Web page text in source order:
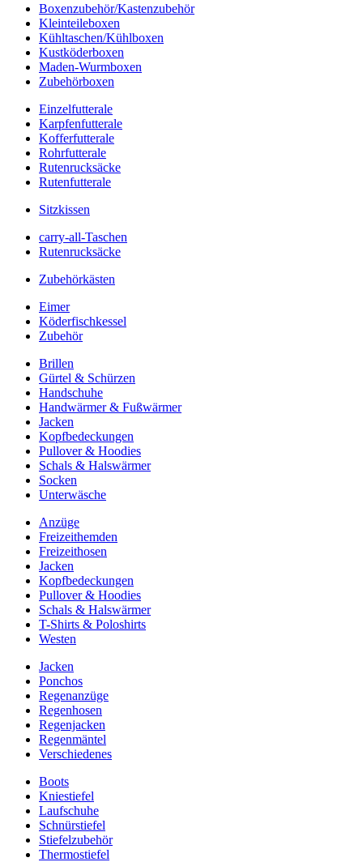
Boxenzubehör/Kastenzubehör
Kleinteileboxen
Kühltaschen/Kühlboxen
Kustköderboxen
Maden-Wurmboxen
Zubehörboxen
Einzelfutterale
Karpfenfutterale
Kofferfutterale
Rohrfutterale
Rutenrucksäcke
Rutenfutterale
Sitzkissen
carry-all-Taschen
Rutenrucksäcke
Zubehörkästen
Eimer
Köderfischkessel
Zubehör
Brillen
Gürtel & Schürzen
Handschuhe
Handwärmer & Fußwärmer
Jacken
Kopfbedeckungen
Pullover & Hoodies
Schals & Halswärmer
Socken
Unterwäsche
Anzüge
Freizeithemden
Freizeithosen
Jacken
Kopfbedeckungen
Pullover & Hoodies
Schals & Halswärmer
T-Shirts & Poloshirts
Westen
Jacken
Ponchos
Regenanzüge
Regenhosen
Regenjacken
Regenmäntel
Verschiedenes
Boots
Kniestiefel
Laufschuhe
Schnürstiefel
Stiefelzubehör
Thermostiefel